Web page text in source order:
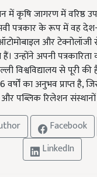
में कृषि जागरण में
पत्रकार के रूप में वह
ऑटोमोबाइल और
उन्होंने अपनी पत्रकारिता
विश्वविद्यालय से पूरी की
का अनुभव प्राप्त है,
और पब्लिक रिलेशन
Facebook
LinkedIn